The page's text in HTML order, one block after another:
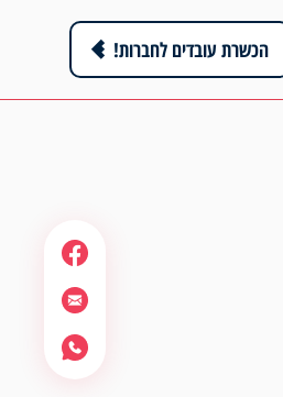
הכשרת עובדים לחברות!